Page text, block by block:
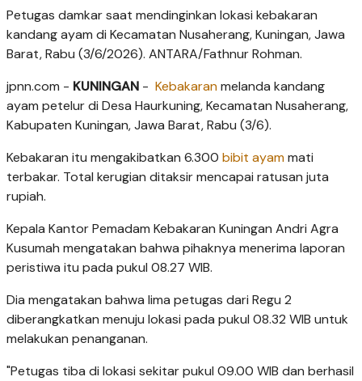
Petugas damkar saat mendinginkan lokasi kebakaran
kandang ayam di Kecamatan Nusaherang, Kuningan, Jawa
Barat, Rabu (3/6/2026). ANTARA/Fathnur Rohman.
jpnn.com - KUNINGAN - Kebakaranmelanda kandang
ayam petelur di Desa Haurkuning, Kecamatan Nusaherang,
Kabupaten Kuningan, Jawa Barat, Rabu (3/6).
Kebakaran itu mengakibatkan 6.300 bibit ayammati
terbakar. Total kerugian ditaksir mencapai ratusan juta
rupiah.
Kepala Kantor Pemadam Kebakaran Kuningan Andri Agra
Kusumah mengatakan bahwa pihaknya menerima laporan
peristiwa itu pada pukul 08.27 WIB.
Dia mengatakan bahwa lima petugas dari Regu 2
diberangkatkan menuju lokasi pada pukul 08.32 WIB untuk
melakukan penanganan.
"Petugas tiba di lokasi sekitar pukul 09.00 WIB dan berhasil